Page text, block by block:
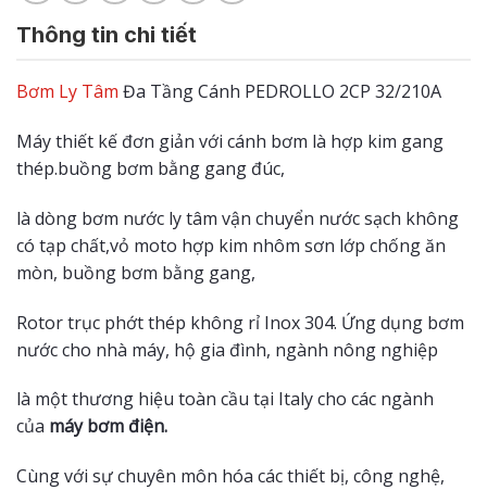
Thông tin chi tiết
Bơm Ly Tâm Đa Tầng Cánh PEDROLLO 2CP 32/210A
Máy thiết kế đơn giản với cánh bơm là hợp kim gang
thép.buồng bơm bằng gang đúc,
là dòng bơm nước ly tâm vận chuyển nước sạch không
có tạp chất,vỏ moto hợp kim nhôm sơn lớp chống ăn
mòn, buồng bơm bằng gang,
Rotor trục phớt thép không rỉ Inox 304. Ứng dụng bơm
nước cho nhà máy, hộ gia đình, ngành nông nghiệp
là một thương hiệu toàn cầu tại Italy cho các ngành
của máy bơm điện.
Cùng với sự chuyên môn hóa các thiết bị, công nghệ,